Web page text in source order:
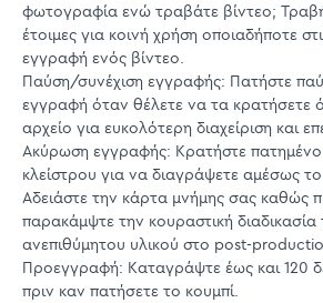
φωτογραφία ενώ τραβάτε βίντεο;
έτοιμες για κοινή χρήση οποιαδήποτε
εγγραφή ενός βίντεο.
Παύση/συνέχιση εγγραφής: Πατήστε
εγγραφή όταν θέλετε να τα κρατήσετε
αρχείο για ευκολότερη διαχείριση και
Ακύρωση εγγραφής: Κρατήστε πατημένο
κλείστρου για να διαγράψετε αμέσως
Αδειάστε την κάρτα μνήμης σας καθώς
παρακάμψτε την κουραστική διαδικασία
ανεπιθύμητου υλικού στο post-
Προεγγραφή: Καταγράψτε έως και 120
πριν καν πατήσετε το κουμπί.